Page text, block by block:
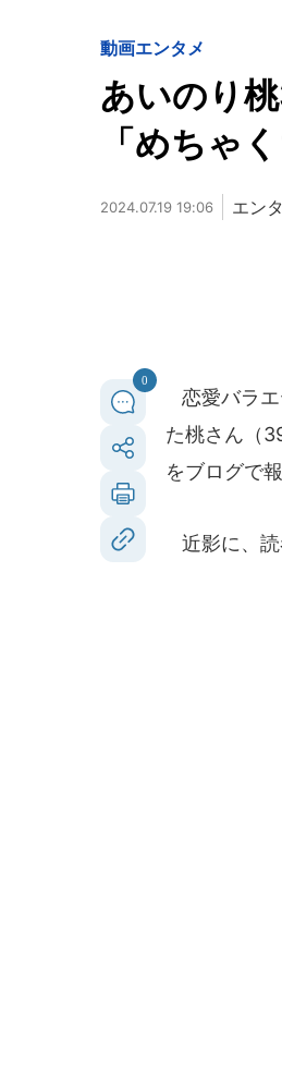
動画エンタメ
あいのり
「めちゃ
2024.07.19 19:06 エン
0
恋愛バラエ
た桃さん（
をブログで
近影に、読